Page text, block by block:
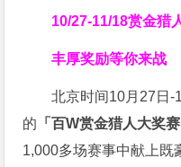
10/27-11/18赏金猎
丰厚奖励等你来战
北京时间10月27日-
的 「百W赏金猎人大奖
1,000多场赛事中献上既